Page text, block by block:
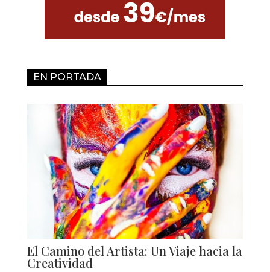
EN PORTADA
El Camino del Artista: Un Viaje hacia la
Creatividad